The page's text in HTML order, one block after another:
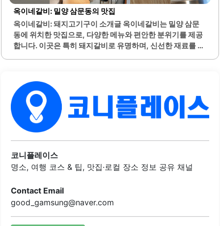
에도 적합하며, 주차 공간도 넉넉하여 방문하기 편리합니다.
셀프바가 마련되어 있어 다양한 밑반찬과 신선한 야채를 자
유롭게 즐길 수 있으며, 반찬의 종류도 다양하여 식사의 풍미
를 더해줍니다.가격대가 합리적이어서 가성비가 뛰어나며,
양도 푸짐하여 배부르게 식사할 수 있습니다. 대호숯불갈비
는 고기의 질과..
옥이네갈비: 밀양 삼문동의 맛집
옥이네갈비: 돼지고기구이 소개글 옥이네갈비는 밀양 삼문
동에 위치한 맛집으로, 다양한 메뉴와 편안한 분위기를 제공
합니다. 이곳은 특히 돼지갈비로 유명하며, 신선한 재료를 사
어 단체 모임이나 가족 외식에 적합합니다. 아이와 함께 방문
할 수 있는 공간도 마련되어 있어, 가족 단위 손님들에게 인기
가 높습니다. 밑반찬의 종류가 다양하고 정갈하게 제공되어,
식사의 즐거움을 더합니다.셀프바에서는 추가적인 쌈과 양
념장을 자유롭게 이용할 수 있어, 개인의 취향에 맞춰 즐길 수
있는 점이 매력적입니다. 또한, 후식으로 제공되는 아이스크
림콘은 식사를 마무리하기에 좋은 선택입니다. 직원들은 친
절하게 손님을 맞이하며, 서비스 또한 훌륭합니다.이곳은 예
코니플레이스
명소, 여행 코스 & 팁, 맛집·로컬 장소 정보 공유 채널
Contact Email
good_gamsung@naver.com